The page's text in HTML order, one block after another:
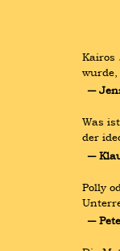
Kairos
―
Was
der
―
Polly
―